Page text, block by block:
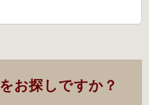
お探しですか？